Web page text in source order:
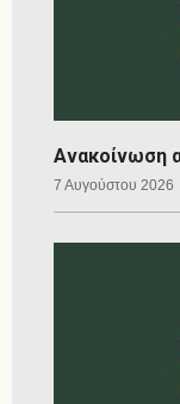
Ανακοίνωση
7 Αυγούστου 2026